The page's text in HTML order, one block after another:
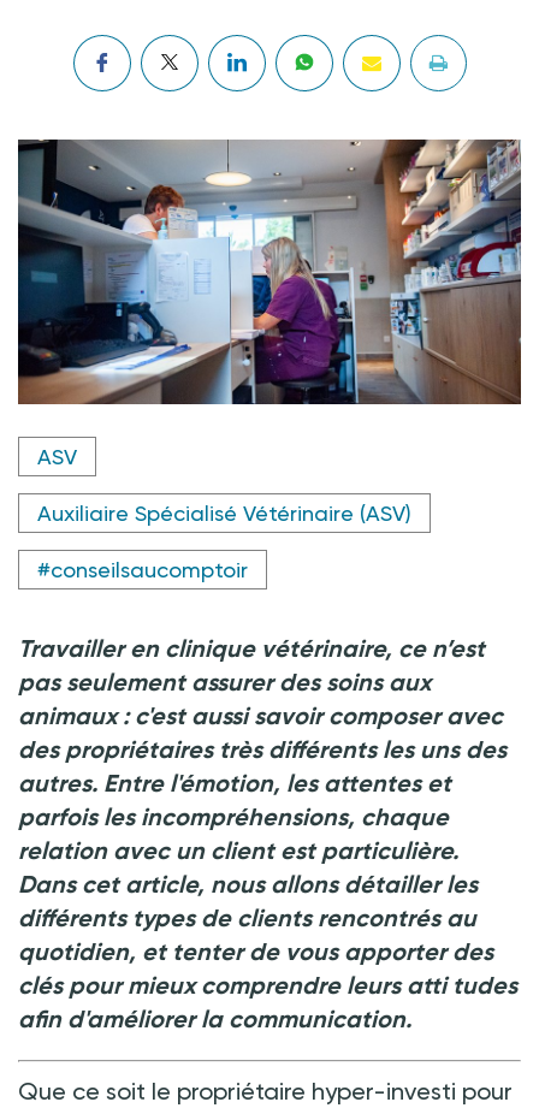
Crédit photo @ Yama's Pictures/Condévet
ASV
Auxiliaire Spécialisé Vétérinaire (ASV)
#conseilsaucomptoir
Travailler en clinique vétérinaire, ce n’est
pas seulement assurer des soins aux
animaux : c'est aussi savoir composer avec
des propriétaires très différents les uns des
autres. Entre l'émotion, les attentes et
parfois les incompréhensions, chaque
relation avec un client est particulière.
Dans cet article, nous allons détailler les
différents types de clients rencontrés au
quotidien, et tenter de vous apporter des
clés pour mieux comprendre leurs atti tudes
afin d'améliorer la communication.
Que ce soit le propriétaire hyper-investi pour